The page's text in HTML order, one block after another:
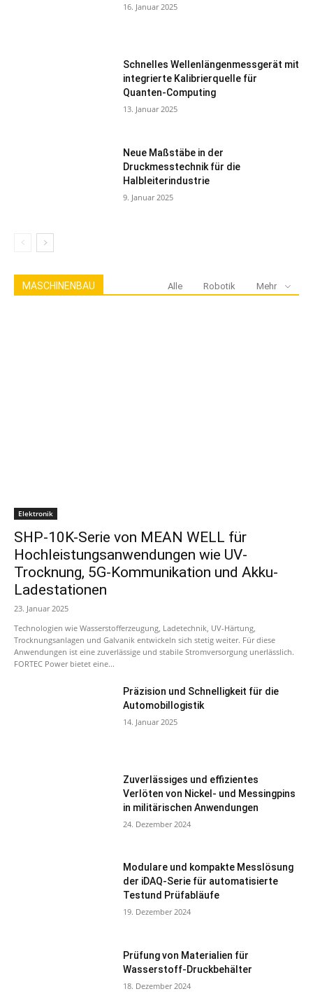
16. Januar 2025
Schnelles Wellenlängenmessgerät mit
integrierte Kalibrierquelle für
Quanten-Computing
13. Januar 2025
Neue Maßstäbe in der
Druckmesstechnik für die
Halbleiterindustrie
9. Januar 2025
MASCHINENBAU Alle Robotik Mehr
Elektronik
SHP-10K-Serie von MEAN WELL für
Hochleistungsanwendungen wie UV-
Trocknung, 5G-Kommunikation und Akku-
Ladestationen
23. Januar 2025
Technologien wie Wasserstofferzeugung, Ladetechnik, UV-Härtung,
Trocknungsanlagen und Galvanik entwickeln sich stetig weiter. Für diese
Anwendungen ist eine zuverlässige und stabile Stromversorgung unerlässlich.
FORTEC Power bietet eine...
Präzision und Schnelligkeit für die
Automobillogistik
14. Januar 2025
Zuverlässiges und effizientes
Verlöten von Nickel- und Messingpins
in militärischen Anwendungen
24. Dezember 2024
Modulare und kompakte Messlösung
der iDAQ-Serie für automatisierte
Testund Prüfabläufe
19. Dezember 2024
Prüfung von Materialien für
Wasserstoff-Druckbehälter
18. Dezember 2024